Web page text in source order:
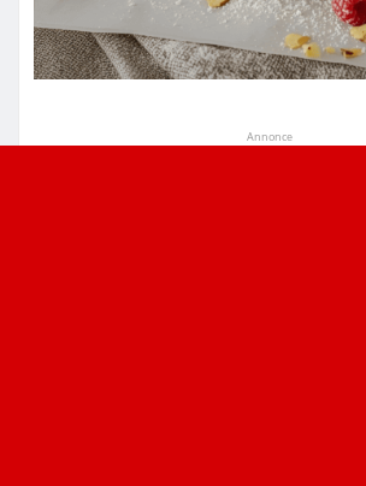
Annonce